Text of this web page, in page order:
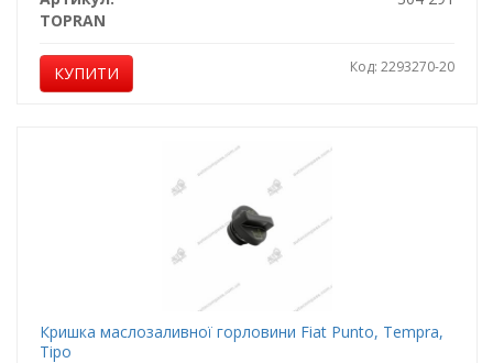
TOPRAN
КУПИТИ Код: 2293270-20
Кришка маслозаливної горловини Fiat Punto, Tempra,
Tipo